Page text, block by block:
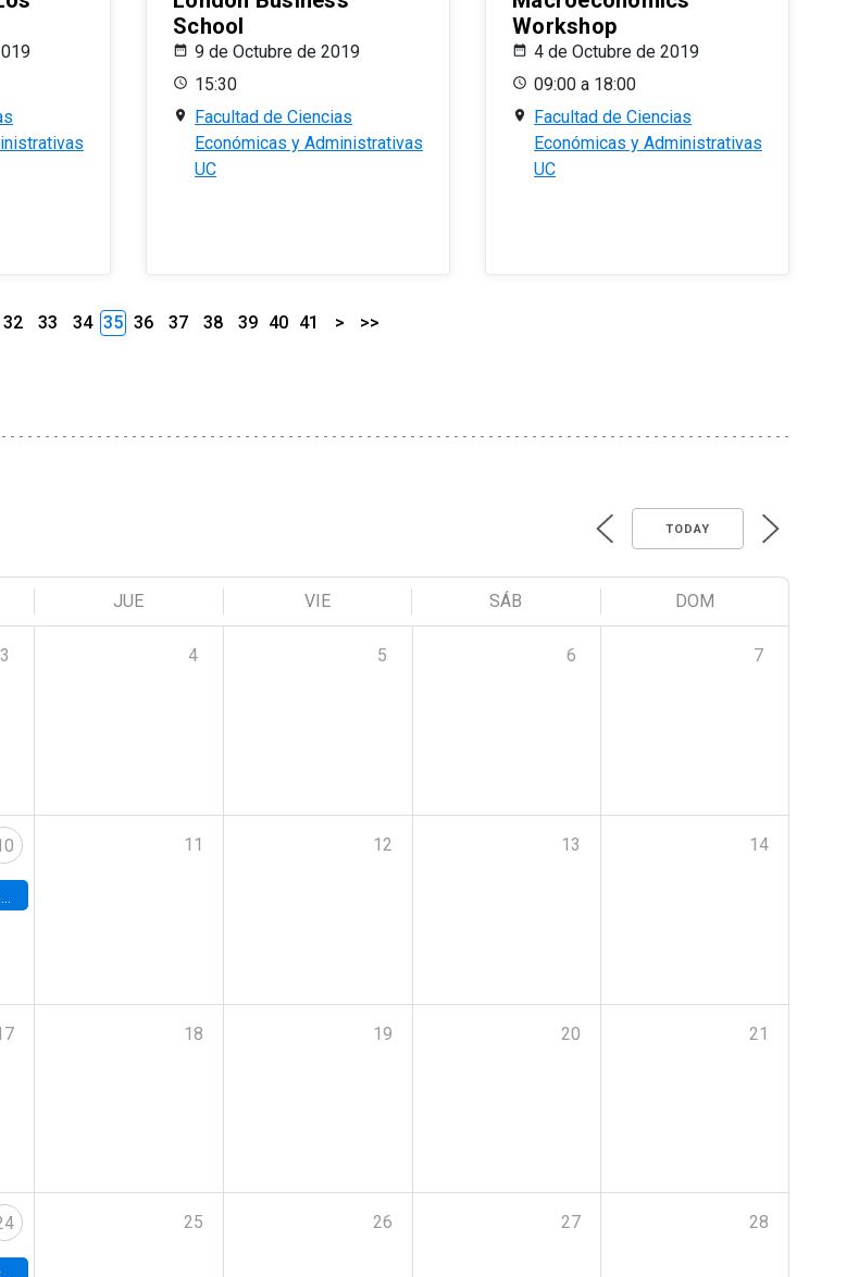
School
9 de Octubre de 2019
15:30
Facultad de Ciencias
Económicas y Administrativas
UC
Workshop
4 de Octubre de 2019
09:00 a 18:00
Facultad de Ciencias
Económicas y Administrativas
UC
32 33 34 35 36 37 38 39 40 41 > >>
TODAY
JUE VIE SÁB DOM
3 4 5 6 7
11 12 13 14
18 19 20 21
25 26 27 28